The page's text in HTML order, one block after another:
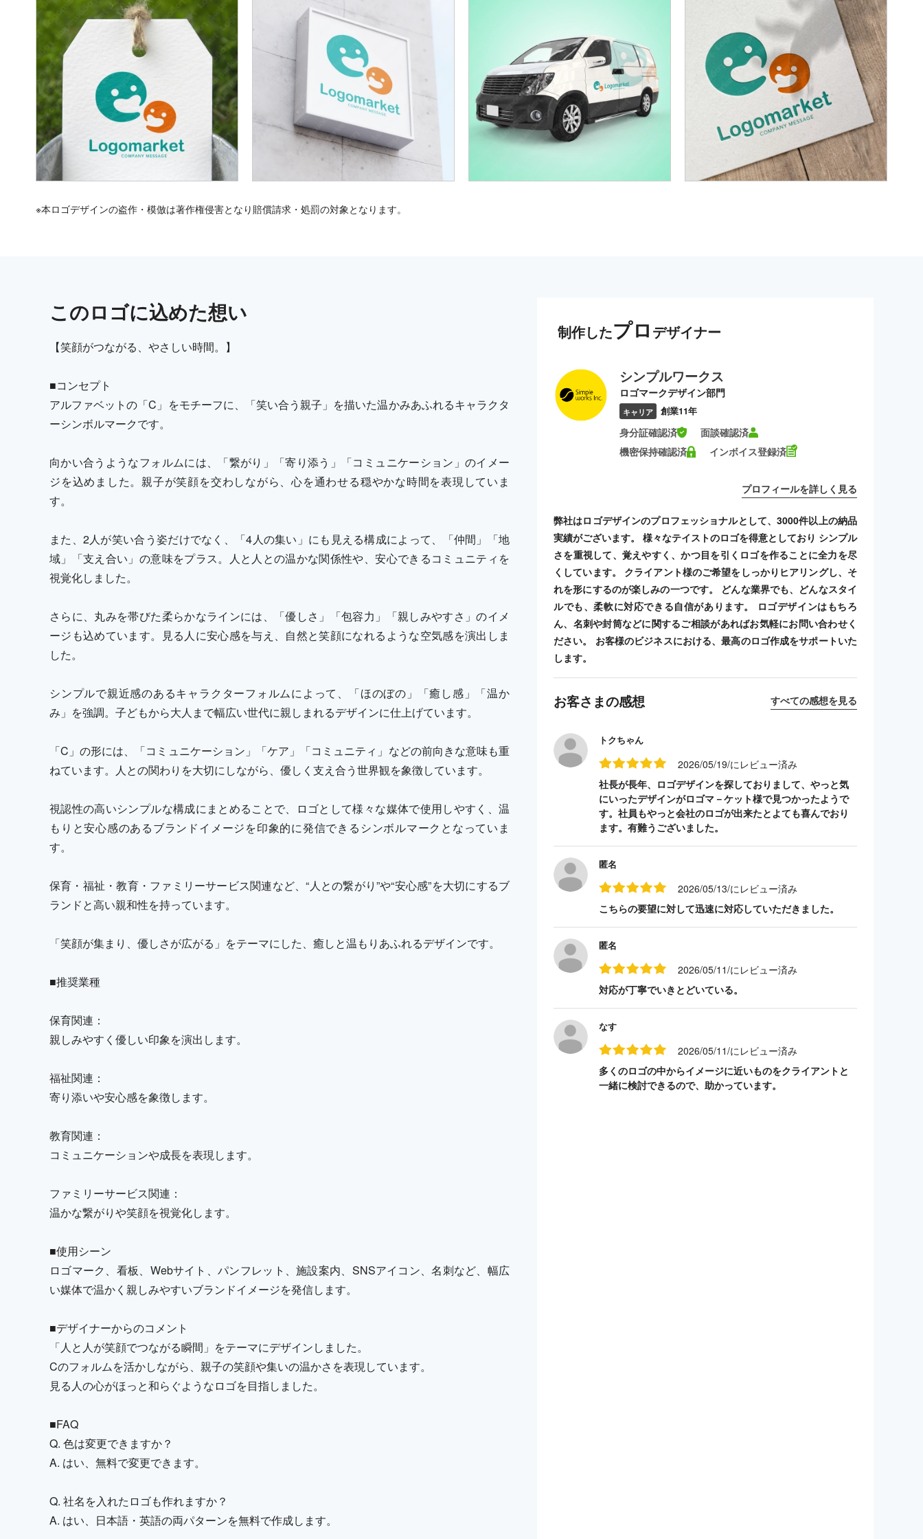
※本ロゴデザインの盗作・模倣は著作権侵害となり賠償請求・処罰の対象となります。
このロゴに込めた想い
【笑顔がつながる、やさしい時間。】
■コンセプト
アルファベットの「C」をモチーフに、「笑い合う親子」を描いた温かみあふれるキャラクタ
ーシンボルマークです。
向かい合うようなフォルムには、「繋がり」「寄り添う」「コミュニケーション」のイメー
ジを込めました。親子が笑顔を交わしながら、心を通わせる穏やかな時間を表現していま
す。
また、2人が笑い合う姿だけでなく、「4人の集い」にも見える構成によって、「仲間」「地
域」「支え合い」の意味をプラス。人と人との温かな関係性や、安心できるコミュニティを
視覚化しました。
さらに、丸みを帯びた柔らかなラインには、「優しさ」「包容力」「親しみやすさ」のイメ
ージも込めています。見る人に安心感を与え、自然と笑顔になれるような空気感を演出しま
した。
シンプルで親近感のあるキャラクターフォルムによって、「ほのぼの」「癒し感」「温か
み」を強調。子どもから大人まで幅広い世代に親しまれるデザインに仕上げています。
「C」の形には、「コミュニケーション」「ケア」「コミュニティ」などの前向きな意味も重
ねています。人との関わりを大切にしながら、優しく支え合う世界観を象徴しています。
視認性の高いシンプルな構成にまとめることで、ロゴとして様々な媒体で使用しやすく、温
もりと安心感のあるブランドイメージを印象的に発信できるシンボルマークとなっていま
す。
保育・福祉・教育・ファミリーサービス関連など、“人との繋がり”や“安心感”を大切にするブ
ランドと高い親和性を持っています。
「笑顔が集まり、優しさが広がる」をテーマにした、癒しと温もりあふれるデザインです。
■推奨業種
保育関連：
親しみやすく優しい印象を演出します。
福祉関連：
寄り添いや安心感を象徴します。
教育関連：
コミュニケーションや成長を表現します。
ファミリーサービス関連：
温かな繋がりや笑顔を視覚化します。
■使用シーン
ロゴマーク、看板、Webサイト、パンフレット、施設案内、SNSアイコン、名刺など、幅広
い媒体で温かく親しみやすいブランドイメージを発信します。
■デザイナーからのコメント
「人と人が笑顔でつながる瞬間」をテーマにデザインしました。
Cのフォルムを活かしながら、親子の笑顔や集いの温かさを表現しています。
見る人の心がほっと和らぐようなロゴを目指しました。
■FAQ
Q. 色は変更できますか？
A. はい、無料で変更できます。
Q. 社名を入れたロゴも作れますか？
A. はい、日本語・英語の両パターンを無料で作成します。
制作したプロ デザイナー
シンプルワークス
ロゴマークデザイン部門
キャリア 創業11年
身分証確認済
面談確認済
機密保持確認済
インボイス登録済
プロフィールを詳しく見る
弊社はロゴデザインのプロフェッショナルとして、3000件以上の納品
実績がございます。 様々なテイストのロゴを得意としており シンプル
さを重視して、覚えやすく、かつ目を引くロゴを作ることに全力を尽
くしています。 クライアント様のご希望をしっかりヒアリングし、そ
れを形にするのが楽しみの一つです。 どんな業界でも、どんなスタイ
ルでも、柔軟に対応できる自信があります。 ロゴデザインはもちろ
ん、名刺や封筒などに関するご相談があればお気軽にお問い合わせく
ださい。 お客様のビジネスにおける、最高のロゴ作成をサポートいた
します。
お客さまの感想 すべての感想を見る
トクちゃん
2026/05/19/にレビュー済み
社長が長年、ロゴデザインを探しておりまして、やっと気
にいったデザインがロゴマ－ケット様で見つかったようで
す。社員もやっと会社のロゴが出来たとよても喜んでおり
ます。有難うございました。
匿名
2026/05/13/にレビュー済み
こちらの要望に対して迅速に対応していただきました。
匿名
2026/05/11/にレビュー済み
対応が丁寧でいきとどいている。
なす
2026/05/11/にレビュー済み
多くのロゴの中からイメージに近いものをクライアントと
一緒に検討できるので、助かっています。